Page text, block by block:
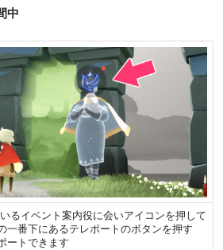
中
るイベント案内役に会いアイコンを押して
一番下にあるテレポートのボタンを押す
ートできます